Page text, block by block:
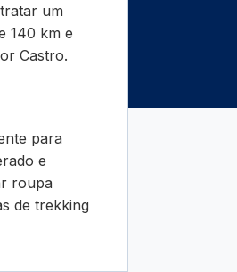
um
140 km e
Castro.
para
e
roupa
de trekking